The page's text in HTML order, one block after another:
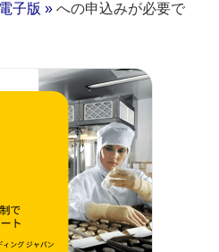
子版 » への申込みが必要で